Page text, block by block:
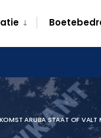
ARUBA STAAT OF VALT